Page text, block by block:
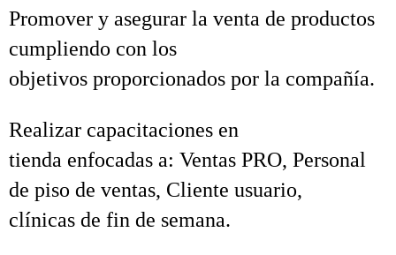
Promover y asegurar la venta de productos
cumpliendo con los
objetivos proporcionados por la compañía.
Realizar capacitaciones en
tienda enfocadas a: Ventas PRO, Personal
de piso de ventas, Cliente usuario,
clínicas de fin de semana.